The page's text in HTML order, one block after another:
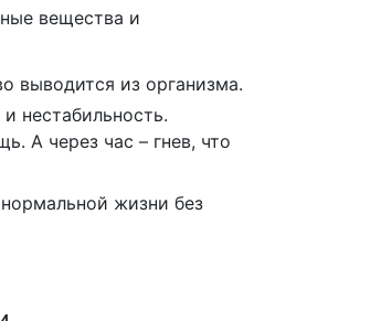
вещества и
выводится из организма.
нестабильность.
А через час – гнев, что
жизни без